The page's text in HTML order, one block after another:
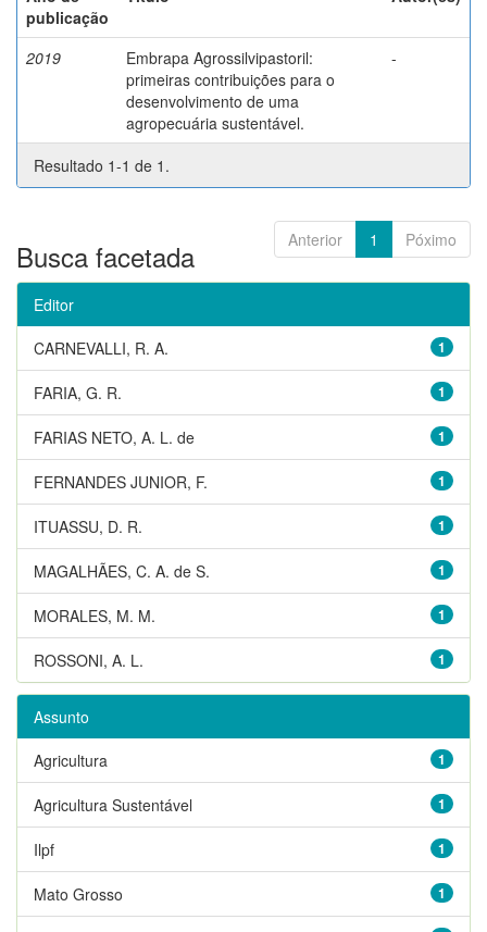
publicação
2019
Embrapa Agrossilvipastoril:
primeiras contribuições para o
desenvolvimento de uma
agropecuária sustentável.
-
Resultado 1-1 de 1.
Anterior 1 Póximo
Busca facetada
Editor
1
CARNEVALLI, R. A.
1
FARIA, G. R.
1
FARIAS NETO, A. L. de
1
FERNANDES JUNIOR, F.
1
ITUASSU, D. R.
1
MAGALHÃES, C. A. de S.
1
MORALES, M. M.
1
ROSSONI, A. L.
Assunto
1
Agricultura
1
Agricultura Sustentável
1
Ilpf
1
Mato Grosso